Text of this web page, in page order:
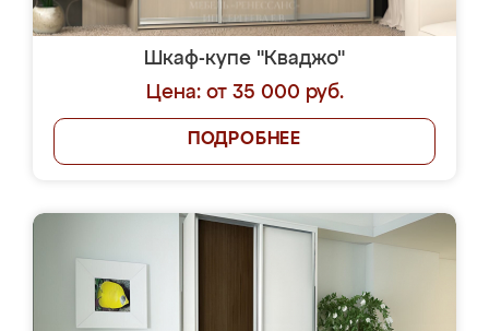
Шкаф-купе "Кваджо"
Цена: от 35 000 руб.
ПОДРОБНЕЕ